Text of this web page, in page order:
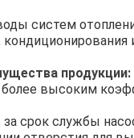
систем
кондиционирования
продукции:
высоким
срок службы